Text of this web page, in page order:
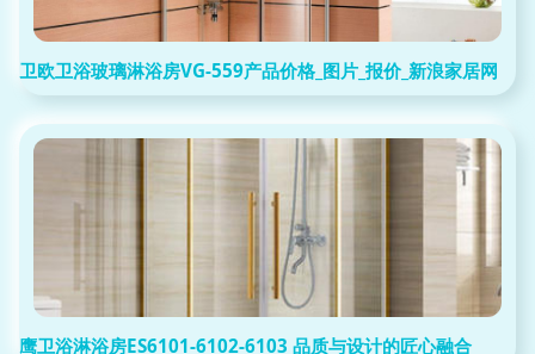
卫欧卫浴玻璃淋浴房VG-559产品价格_图片_报价_新浪家居网
鹰卫浴淋浴房ES6101-6102-6103 品质与设计的匠心融合